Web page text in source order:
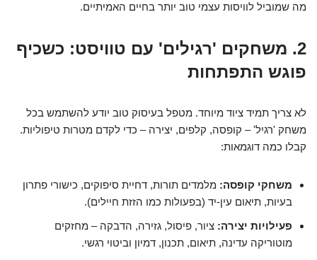
מה שמוביל לוויסות עצמי טוב יותר בחיים האמיתיים.
2. משחקים 'רגילים' עם טוויסט: כשכיף
פוגש התפתחות
לא צריך תמיד ציוד מיוחד. מטפל בעיסוק טוב יודע להשתמש בכל
משחק 'רגיל' – קופסה, קלפים, יצירה – כדי לקדם מטרות טיפוליות.
קבלו כמה דוגמאות:
משחקי קופסה: מלמדים תורות, דחיית סיפוקים, כישורי פתרון
בעיות, תיאום עין-יד (בפעולות כמו הזזת חיילים).
פעילויות יצירה: ציור, פיסול, גזירה, הדבקה – מחזקים
מוטוריקה עדינה, תיאום, תכנון, דמיון וביטוי רגשי.